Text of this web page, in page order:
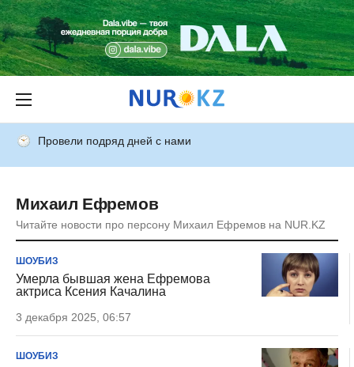
Провели подряд дней с нами
Михаил Ефремов
Читайте новости про персону Михаил Ефремов на NUR.KZ
ШОУБИЗ
Умерла бывшая жена Ефремова
актриса Ксения Качалина
3 декабря 2025, 06:57
ШОУБИЗ